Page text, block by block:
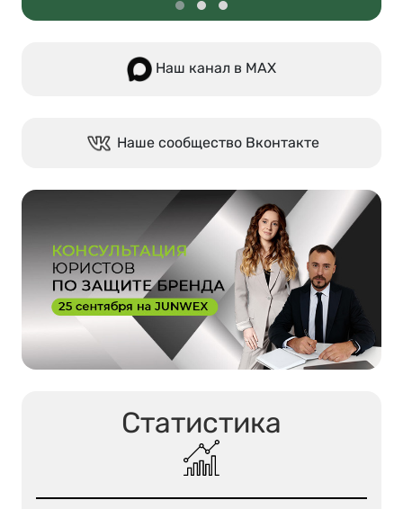
Наш канал в МАХ
Наше сообщество Вконтакте
Статистика